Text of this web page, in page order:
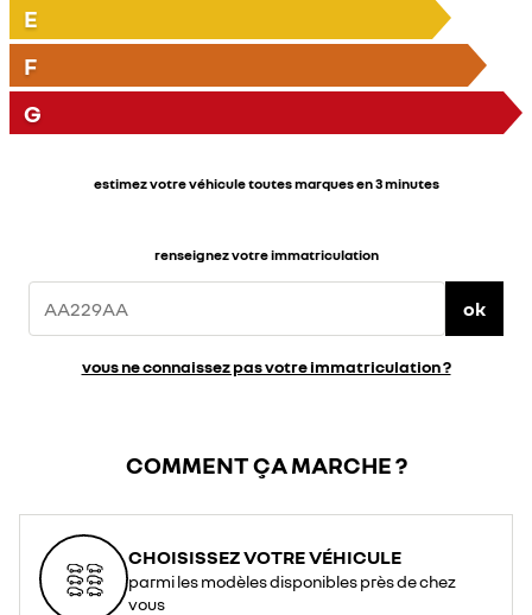
E
F
G
estimez votre véhicule toutes marques en 3 minutes
renseignez votre immatriculation
ok
vous ne connaissez pas votre immatriculation ?
COMMENT ÇA MARCHE ?
CHOISISSEZ VOTRE VÉHICULE
parmi les modèles disponibles près de chez
vous